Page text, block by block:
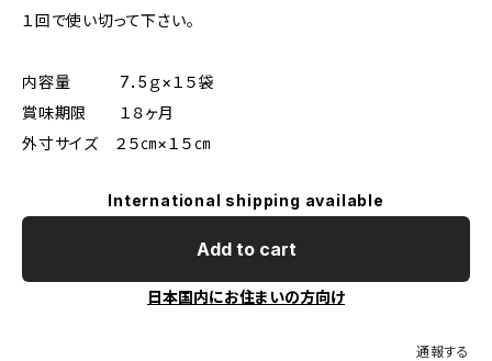
１回で使い切って下さい。
内容量 7．5ｇ×１５袋
賞味期限 １８ヶ月
外寸サイズ ２５㎝×１５㎝
International shipping available
Add to cart
日本国内にお住まいの方向け
通報する